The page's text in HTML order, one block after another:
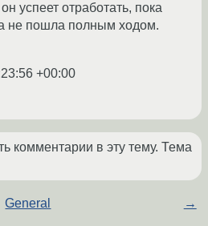
успеет отработать, пока
не пошла полным ходом.
+00:00
комментарии в эту тему. Тема
General →